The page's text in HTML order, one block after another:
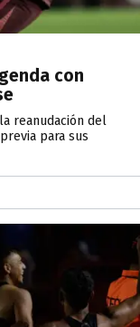
con
reanudación del
para sus